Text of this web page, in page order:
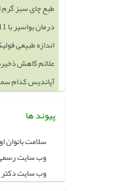
طبع چای سبز
درمان بواسیر با 11 روش خانگی و 15 روش طب سنتی
اندازه طبیعی
علائم کاهش
آپاندیس کدام
پیوند ها
سلامت بانوان
وب سایت رسمی
وب سایت دکتر